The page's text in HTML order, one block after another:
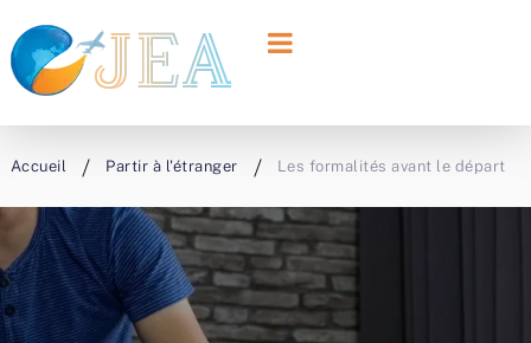
Accueil Partir à l'étranger Les formalités avant le départ